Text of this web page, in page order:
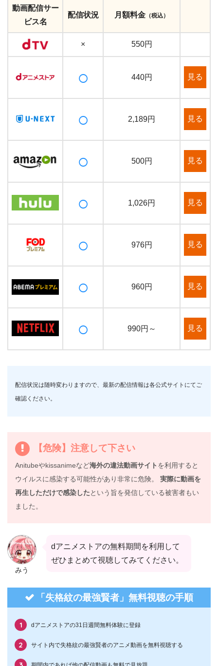
動画配信サー
ビス名
配信状況 月額料金 （税込）
× 550円
○ 440円 見る
○ 2,189円 見る
○ 500円 見る
○ 1,026円 見る
○ 976円 見る
○ 960円 見る
○ 990円～ 見る
配信状況は随時変わりますので、最新の配信情報は各公式サイトにてご
確認ください。
【危険】注意して下さい
Anitubeやkissanimeなど海外の違法動画サイト を利用すると
ウイルスに感染する可能性があり非常に危険。 実際に動画を
再生しただけで感染したという旨を発信している被害者もい
ました。
みう
dアニメストアの無料期間を利用して
ぜひまとめて視聴してみてください。
「失格紋の最強賢者」無料視聴の手順
dアニメストアの31日週間無料体験に登録
サイト内で失格紋の最強賢者のアニメ動画を無料視聴する